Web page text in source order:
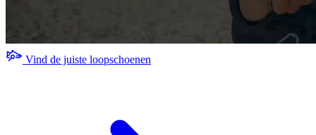
Vind de juiste loopschoenen